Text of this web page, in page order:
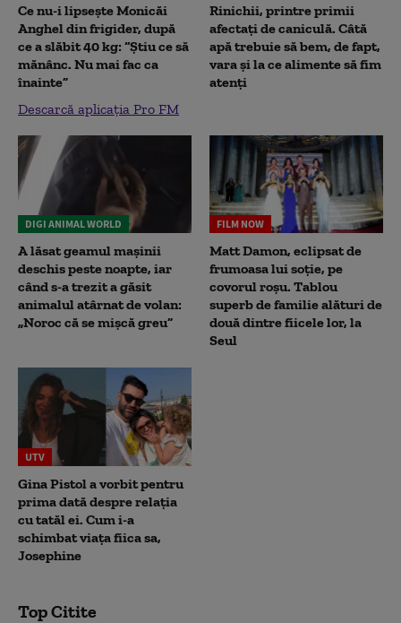
Ce nu-i lipsește Monicăi
Anghel din frigider, după
ce a slăbit 40 kg: “Știu ce să
mănânc. Nu mai fac ca
înainte”
Descarcă aplicația Pro FM
Rinichii, printre primii
afectați de caniculă. Câtă
apă trebuie să bem, de fapt,
vara și la ce alimente să fim
atenți
DIGI ANIMAL WORLD
A lăsat geamul mașinii
deschis peste noapte, iar
când s-a trezit a găsit
animalul atârnat de volan:
„Noroc că se mișcă greu”
FILM NOW
Matt Damon, eclipsat de
frumoasa lui soție, pe
covorul roșu. Tablou
superb de familie alături de
două dintre fiicele lor, la
Seul
UTV
Gina Pistol a vorbit pentru
prima dată despre relația
cu tatăl ei. Cum i-a
schimbat viața fiica sa,
Josephine
Top Citite